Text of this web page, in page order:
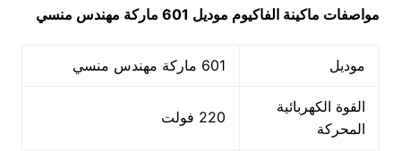
مواصفات ماكينة الفاكيوم موديل 601 ماركة مهندس منسي
موديل 601 ماركة مهندس منسي
القوة الكهربائية
المحركة
220 فولت